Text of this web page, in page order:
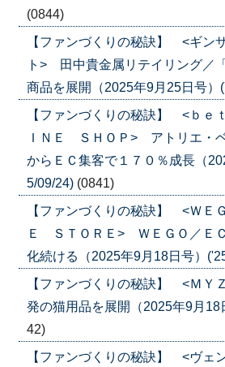
(0844)
【ファンづくりの秘訣】 <ギン
ト> 田中貴金属リテイリング／
商品を展開（2025年9月25日号）
【ファンづくりの秘訣】 <ｂｅ
ＩＮＥ ＳＨＯＰ> アトリエ・
からＥＣ集客で１７０％成長（
5/09/24) (0841)
【ファンづくりの秘訣】 <ＷＥ
Ｅ ＳＴＯＲＥ> ＷＥＧＯ／Ｅ
化続ける（2025年9月18日号）
【ファンづくりの秘訣】 <ＭＹ
発の猫用品を展開（2025年9月18
42)
【ファンづくりの秘訣】 <ヴェ